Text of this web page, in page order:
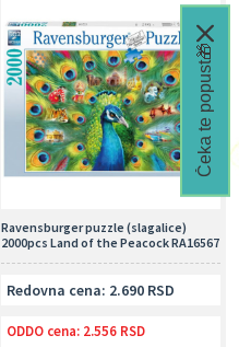
Ravensburger puzzle (slagalice)
2000pcs Land of the Peacock RA16567
Redovna cena: 2.690 RSD
ODDO cena: 2.556 RSD
Čeka te popust🎁